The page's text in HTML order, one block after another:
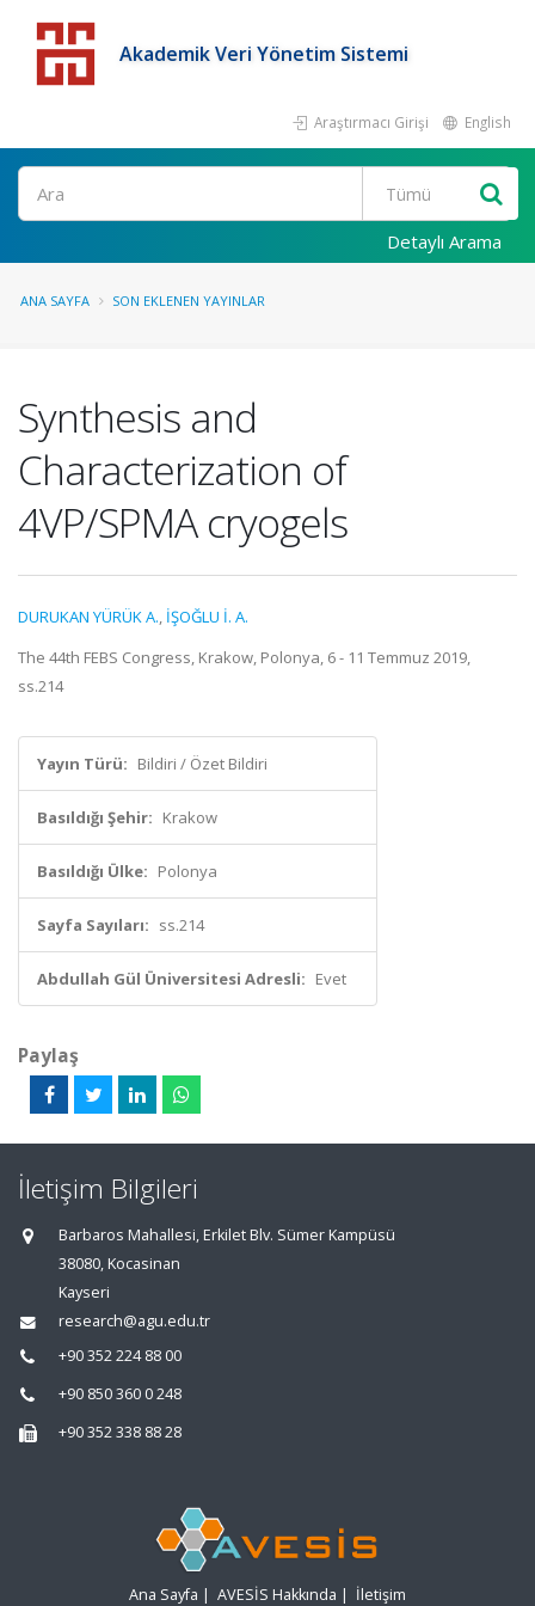
Akademik Veri Yönetim Sistemi
Araştırmacı Girişi English
Detaylı Arama
ANA SAYFA SON EKLENEN YAYINLAR
Synthesis and
Characterization of
4VP/SPMA cryogels
DURUKAN YÜRÜK A., İŞOĞLU İ. A.
The 44th FEBS Congress, Krakow, Polonya, 6 - 11 Temmuz 2019,
ss.214
Yayın Türü: Bildiri / Özet Bildiri
Basıldığı Şehir: Krakow
Basıldığı Ülke: Polonya
Sayfa Sayıları: ss.214
Abdullah Gül Üniversitesi Adresli: Evet
Paylaş
İletişim Bilgileri
Barbaros Mahallesi, Erkilet Blv. Sümer Kampüsü
38080, Kocasinan
Kayseri
research@agu.edu.tr
+90 352 224 88 00
+90 850 360 0 248
+90 352 338 88 28
Ana Sayfa | AVESİS Hakkında | İletişim